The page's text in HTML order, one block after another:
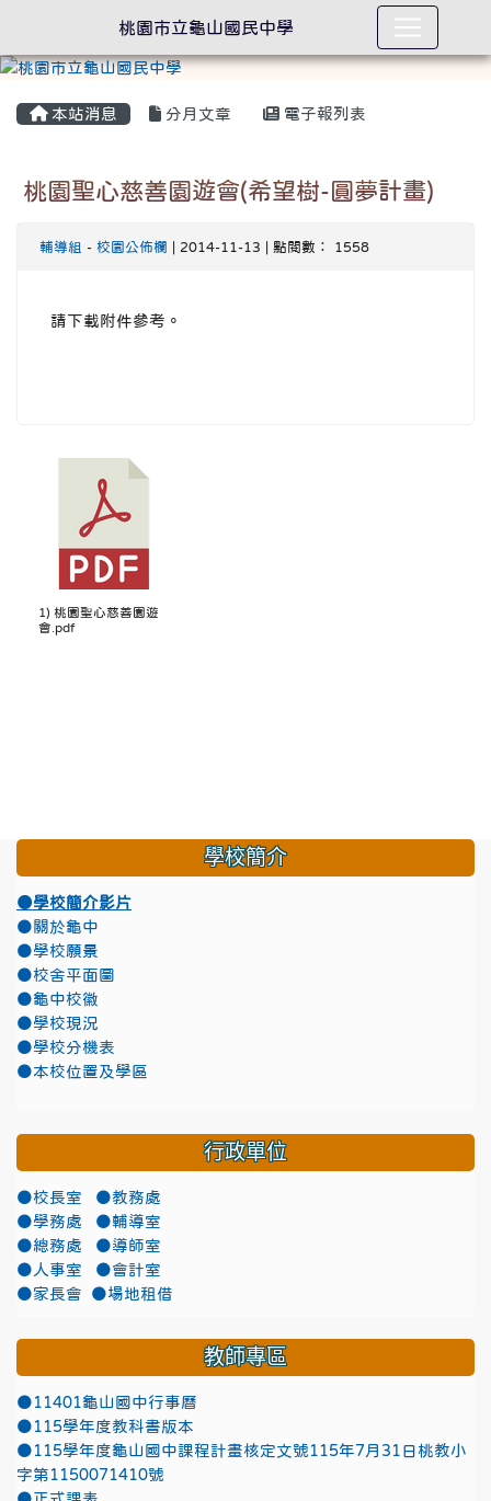
本站消息 分月文章 電子報列表
桃園聖心慈善園遊會(希望樹-圓夢計畫)
輔導組 - 校園公佈欄 | 2014-11-13 | 點閱數： 1558
請下載附件參考。
1) 桃園聖心慈善園遊
會.pdf
學校簡介
●學校簡介影片
●關於龜中
●學校願景
●校舍平面圖
●龜中校徽
●學校現況
●學校分機表
●本校位置及學區
行政單位
●校長室
●教務處
●學務處
●輔導室
●總務處
●導師室
●人事室
●會計室
●家長會
●場地租借
教師專區
●11401龜山國中行事曆
●115學年度教科書版本
●115學年度龜山國中課程計畫核定文號115年7月31日桃教小
字第1150071410號
桃園市立龜山國民中學